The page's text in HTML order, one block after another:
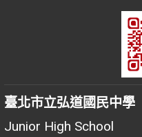
臺北市立弘道國民中學
Junior High School